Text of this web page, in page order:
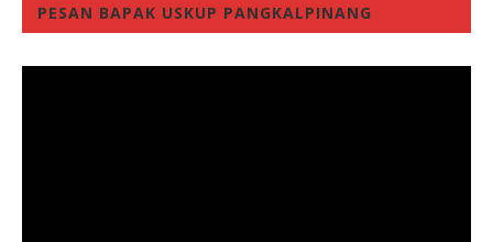
PESAN BAPAK USKUP PANGKALPINANG